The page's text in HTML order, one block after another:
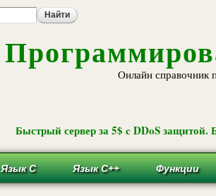
Онлайн справочник
Быстрый сервер за 5$ c DDoS защитой.
Язык С Язык С++ Функции